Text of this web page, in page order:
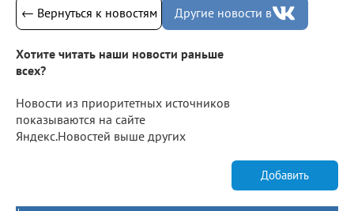
← Вернуться к новостям Другие новости в
Хотите читать наши новости раньше
всех?
Новости из приоритетных источников
показываются на сайте
Яндекс.Новостей выше других
Добавить